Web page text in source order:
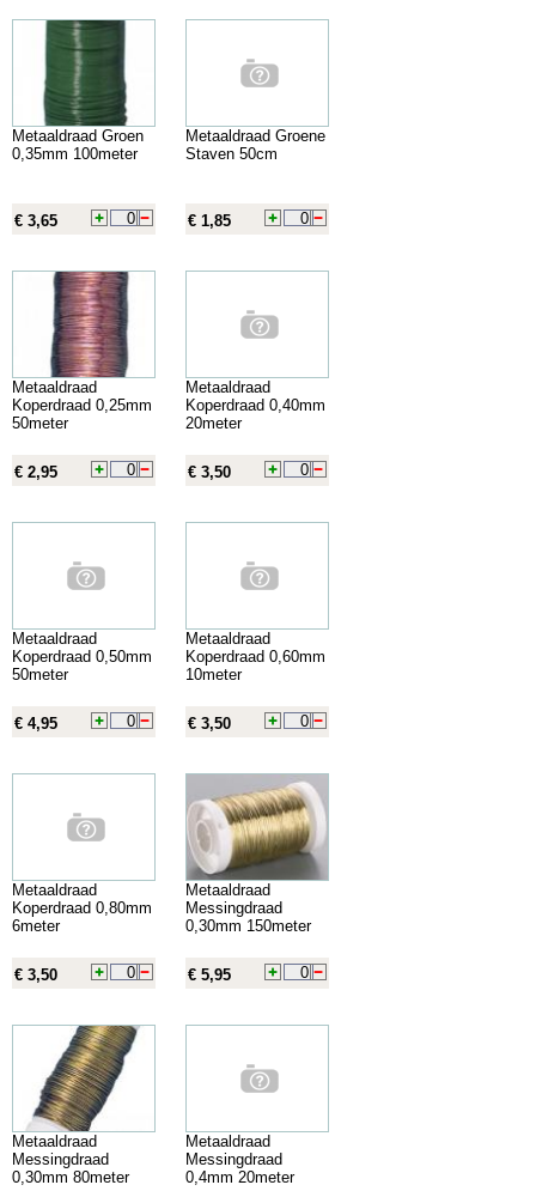
Metaaldraad Groen
0,35mm 100meter
€ 3,65
Metaaldraad Groene
Staven 50cm
€ 1,85
Metaaldraad
Koperdraad 0,25mm
50meter
€ 2,95
Metaaldraad
Koperdraad 0,40mm
20meter
€ 3,50
Metaaldraad
Koperdraad 0,50mm
50meter
€ 4,95
Metaaldraad
Koperdraad 0,60mm
10meter
€ 3,50
Metaaldraad
Koperdraad 0,80mm
6meter
€ 3,50
Metaaldraad
Messingdraad
0,30mm 150meter
€ 5,95
Metaaldraad
Messingdraad
0,30mm 80meter
Metaaldraad
Messingdraad
0,4mm 20meter